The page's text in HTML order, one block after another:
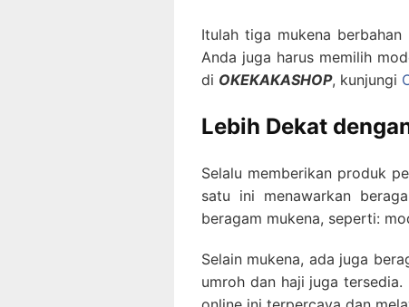
Itulah tiga mukena
Anda juga harus memilih
di OKEKAKASHOP, kunjungi
Lebih Dekat
Selalu memberikan produk
satu ini menawarkan
beragam mukena, seperti:
Selain mukena, ada juga
umroh dan haji juga